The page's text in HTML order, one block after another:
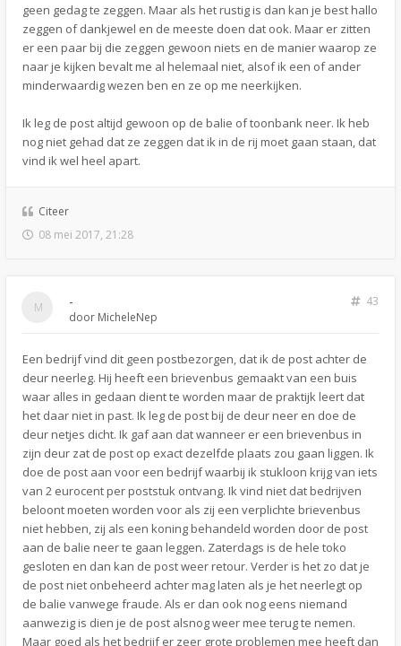
geen gedag te zeggen. Maar als het rustig is dan kan je best hallo
zeggen of dankjewel en de meeste doen dat ook. Maar er zitten
er een paar bij die zeggen gewoon niets en de manier waarop ze
naar je kijken bevalt me al helemaal niet, alsof ik een of ander
minderwaardig wezen ben en ze op me neerkijken.
Ik leg de post altijd gewoon op de balie of toonbank neer. Ik heb
nog niet gehad dat ze zeggen dat ik in de rij moet gaan staan, dat
vind ik wel heel apart.
Citeer
08 mei 2017, 21:28
-
43
door MicheleNep
Een bedrijf vind dit geen postbezorgen, dat ik de post achter de
deur neerleg. Hij heeft een brievenbus gemaakt van een buis
waar alles in gedaan dient te worden maar de praktijk leert dat
het daar niet in past. Ik leg de post bij de deur neer en doe de
deur netjes dicht. Ik gaf aan dat wanneer er een brievenbus in
zijn deur zat de post op exact dezelfde plaats zou gaan liggen. Ik
doe de post aan voor een bedrijf waarbij ik stukloon krijg van iets
van 2 eurocent per poststuk ontvang. Ik vind niet dat bedrijven
beloont moeten worden voor als zij een verplichte brievenbus
niet hebben, zij als een koning behandeld worden door de post
aan de balie neer te gaan leggen. Zaterdags is de hele toko
gesloten en dan kan de post weer retour. Verder is het zo dat je
de post niet onbeheerd achter mag laten als je het neerlegt op
de balie vanwege fraude. Als er dan ook nog eens niemand
aanwezig is dien je de post alsnog weer mee terug te nemen.
Maar goed als het bedrijf er zeer grote problemen mee heeft dan